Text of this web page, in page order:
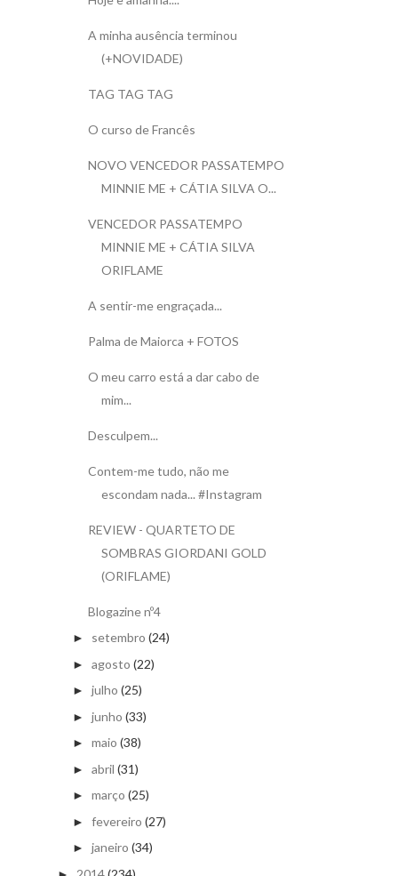
A minha ausência terminou
(+NOVIDADE)
TAG TAG TAG
O curso de Francês
NOVO VENCEDOR PASSATEMPO
MINNIE ME + CÁTIA SILVA O...
VENCEDOR PASSATEMPO
MINNIE ME + CÁTIA SILVA
ORIFLAME
A sentir-me engraçada...
Palma de Maiorca + FOTOS
O meu carro está a dar cabo de
mim...
Desculpem...
Contem-me tudo, não me
escondam nada... #Instagram
REVIEW - QUARTETO DE
SOMBRAS GIORDANI GOLD
(ORIFLAME)
Blogazine nº4
► setembro (24)
► agosto (22)
► julho (25)
► junho (33)
► maio (38)
► abril (31)
► março (25)
► fevereiro (27)
► janeiro (34)